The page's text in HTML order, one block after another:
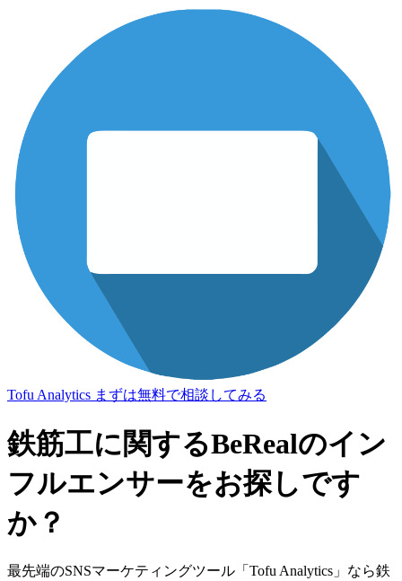
Tofu Analytics まずは無料で相談してみる
鉄筋工に関するBeRealのイン
フルエンサーをお探しです
か？
最先端のSNSマーケティングツール「Tofu Analytics」なら鉄